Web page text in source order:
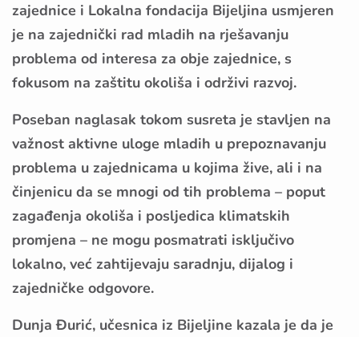
zajednice i Lokalna fondacija Bijeljina usmjeren
je na zajednički rad mladih na rješavanju
problema od interesa za obje zajednice, s
fokusom na zaštitu okoliša i održivi razvoj.
Poseban naglasak tokom susreta je stavljen na
važnost aktivne uloge mladih u prepoznavanju
problema u zajednicama u kojima žive, ali i na
činjenicu da se mnogi od tih problema – poput
zagađenja okoliša i posljedica klimatskih
promjena – ne mogu posmatrati isključivo
lokalno, već zahtijevaju saradnju, dijalog i
zajedničke odgovore.
Dunja Đurić, učesnica iz Bijeljine kazala je da je